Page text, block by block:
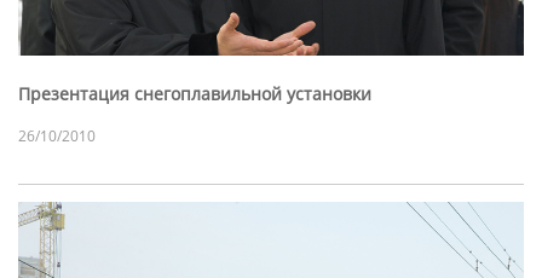
Презентация снегоплавильной установки
26/10/2010